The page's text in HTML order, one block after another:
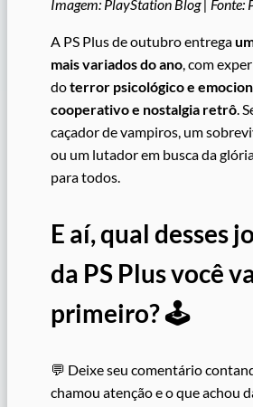
Imagem: PlayStation Blog | Fonte:
A PS Plus de outubro entrega
mais variados do ano, com
doterror psicológico e
cooperativo e nostalgia retrô.
caçador de vampiros, um
ou um lutador em busca da
para todos.
E aí, qual desses
da PS Plus você
primeiro? 🕹️
💬 Deixe seu comentário
chamou atenção e o que achou